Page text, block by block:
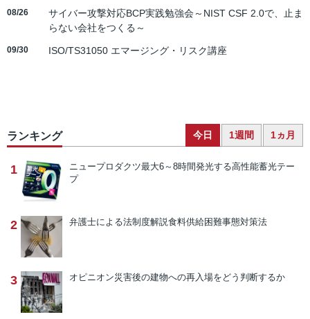
08/26
サイバー攻撃対応BCP実践勉強会～NIST CSF 2.0で、止ま
らない会社をつくる～
09/30 ISO/TS31050 エマージング・リスク講座
ランキング 今日 1週間 1ヵ月
1 ニュープロダクツ最大6～8時間発光する高性能蓄光テー
プ
2 弁護士による法制度解説食料供給困難事態対策法
3 オピニオン災害後の建物への再入場をどう判断するか